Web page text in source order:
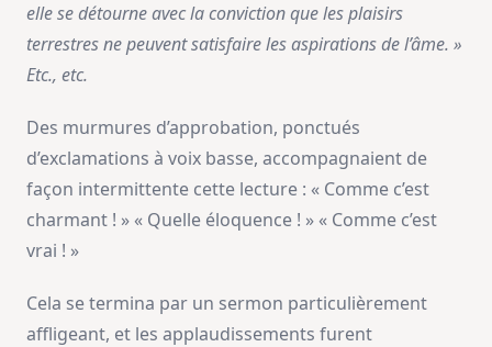
elle se détourne avec la conviction que les plaisirs
terrestres ne peuvent satisfaire les aspirations de l’âme. »
Etc., etc.
Des murmures d’approbation, ponctués
d’exclamations à voix basse, accompagnaient de
façon intermittente cette lecture : « Comme c’est
charmant ! » « Quelle éloquence ! » « Comme c’est
vrai ! »
Cela se termina par un sermon particulièrement
affligeant, et les applaudissements furent